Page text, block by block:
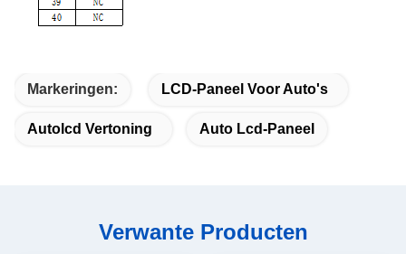
Markeringen: LCD-Paneel Voor Auto's
Autolcd Vertoning Auto Lcd-Paneel
Verwante Producten